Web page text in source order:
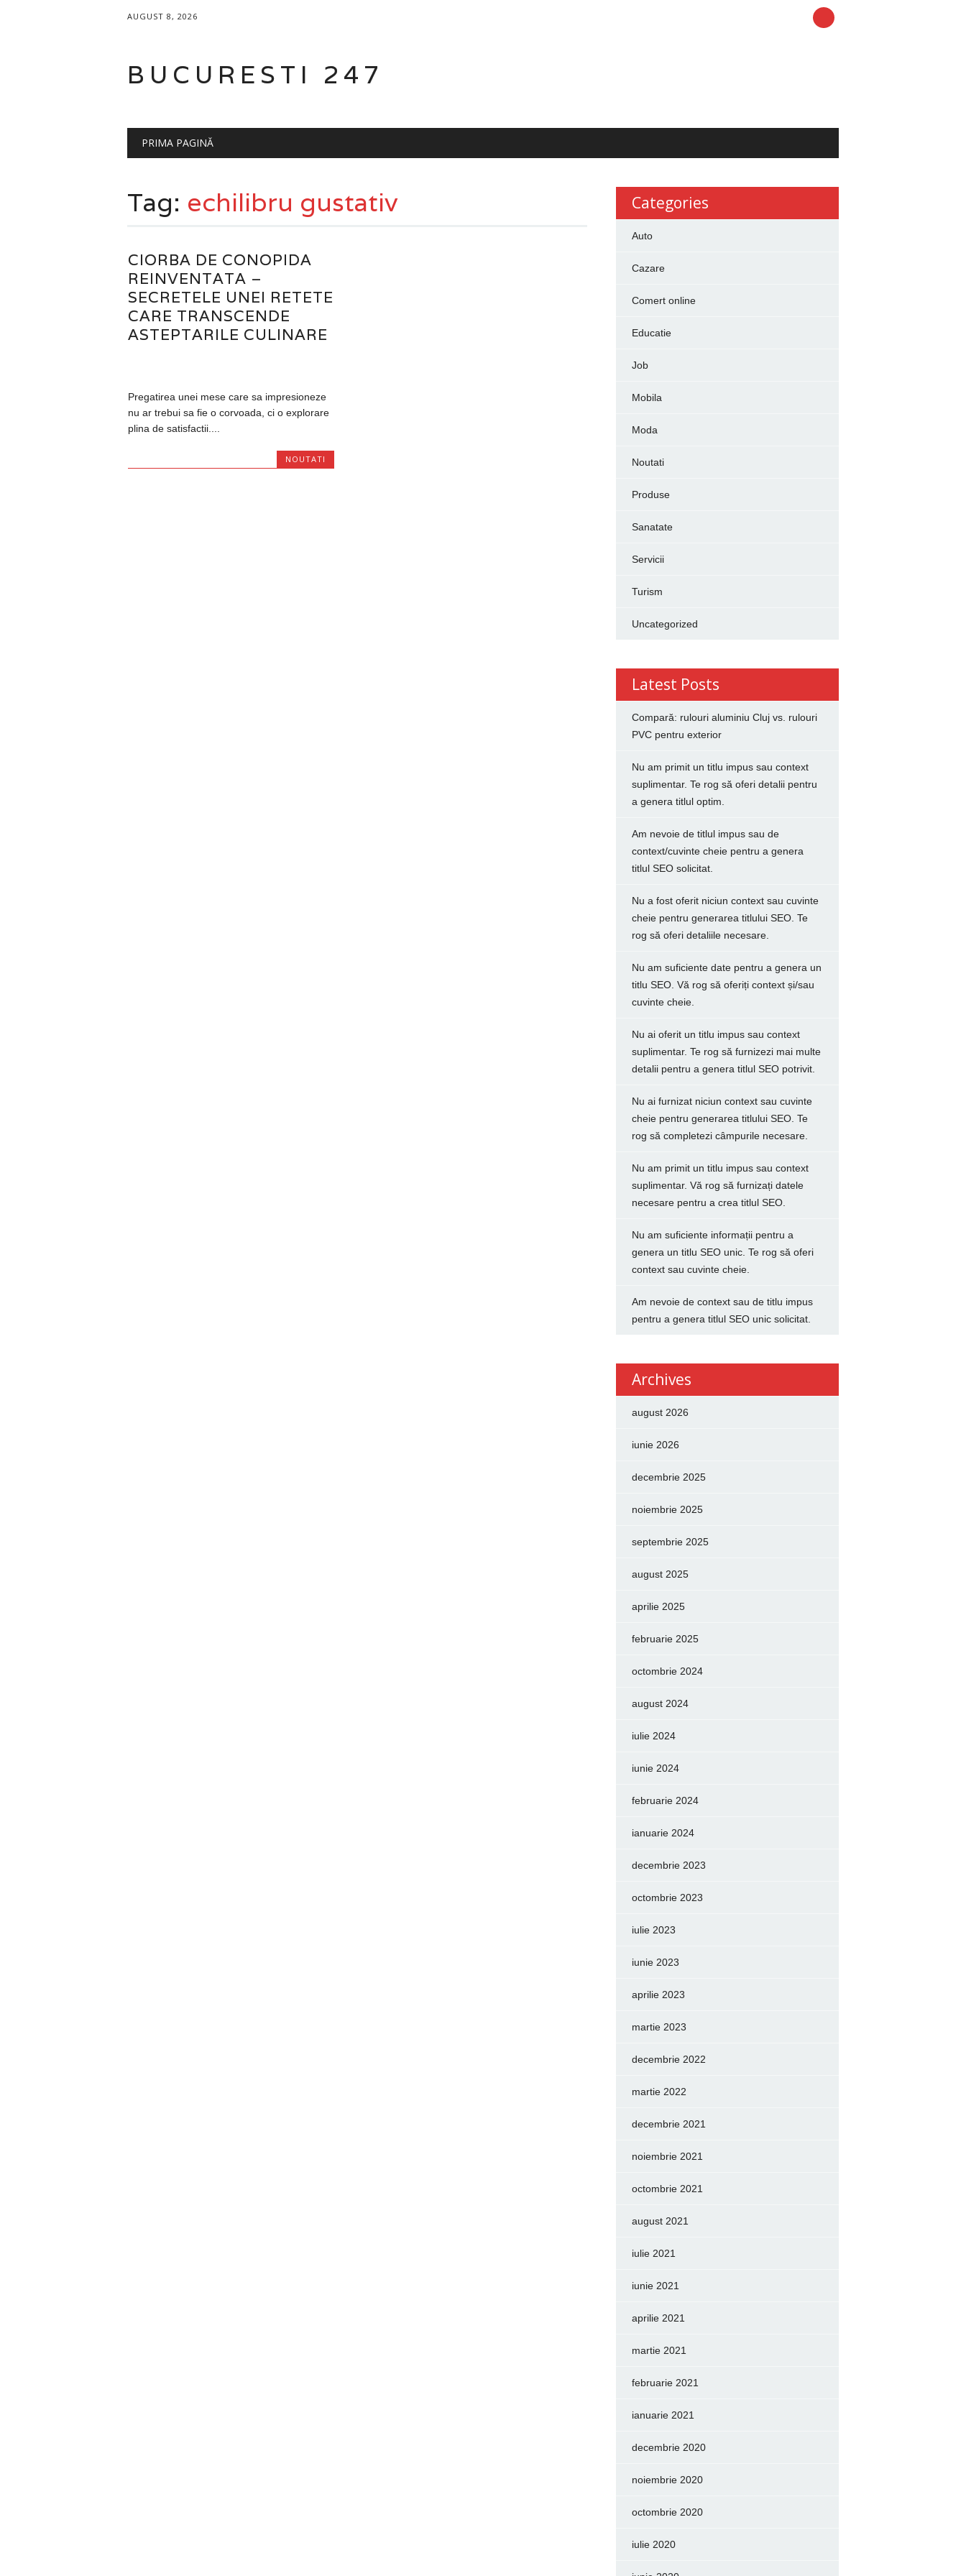
AUGUST 8, 2026
BUCURESTI 247
Main menu
PRIMA PAGINĂ
Tag: echilibru gustativ
CIORBA DE CONOPIDA
REINVENTATA –
SECRETELE UNEI RETETE
CARE TRANSCENDE
ASTEPTARILE CULINARE
Pregatirea unei mese care sa impresioneze
nu ar trebui sa fie o corvoada, ci o explorare
plina de satisfactii....
NOUTATI
Categories
Auto
Cazare
Comert online
Educatie
Job
Mobila
Moda
Noutati
Produse
Sanatate
Servicii
Turism
Uncategorized
Latest Posts
Compară: rulouri aluminiu Cluj vs. rulouri
PVC pentru exterior
Nu am primit un titlu impus sau context
suplimentar. Te rog să oferi detalii pentru
a genera titlul optim.
Am nevoie de titlul impus sau de
context/cuvinte cheie pentru a genera
titlul SEO solicitat.
Nu a fost oferit niciun context sau cuvinte
cheie pentru generarea titlului SEO. Te
rog să oferi detaliile necesare.
Nu am suficiente date pentru a genera un
titlu SEO. Vă rog să oferiți context și/sau
cuvinte cheie.
Nu ai oferit un titlu impus sau context
suplimentar. Te rog să furnizezi mai multe
detalii pentru a genera titlul SEO potrivit.
Nu ai furnizat niciun context sau cuvinte
cheie pentru generarea titlului SEO. Te
rog să completezi câmpurile necesare.
Nu am primit un titlu impus sau context
suplimentar. Vă rog să furnizați datele
necesare pentru a crea titlul SEO.
Nu am suficiente informații pentru a
genera un titlu SEO unic. Te rog să oferi
context sau cuvinte cheie.
Am nevoie de context sau de titlu impus
pentru a genera titlul SEO unic solicitat.
Archives
august 2026
iunie 2026
decembrie 2025
noiembrie 2025
septembrie 2025
august 2025
aprilie 2025
februarie 2025
octombrie 2024
august 2024
iulie 2024
iunie 2024
februarie 2024
ianuarie 2024
decembrie 2023
octombrie 2023
iulie 2023
iunie 2023
aprilie 2023
martie 2023
decembrie 2022
martie 2022
decembrie 2021
noiembrie 2021
octombrie 2021
august 2021
iulie 2021
iunie 2021
aprilie 2021
martie 2021
februarie 2021
ianuarie 2021
decembrie 2020
noiembrie 2020
octombrie 2020
iulie 2020